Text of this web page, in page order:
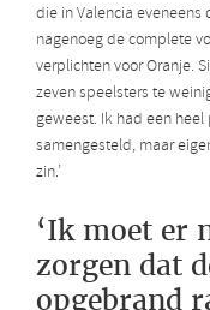
die in Valencia
nagenoeg de complete
verplichten voor Oranje.
zeven speelsters te
geweest. Ik had een
samengesteld, maar
zin.’
‘Ik moet er
zorgen dat
opgebrand